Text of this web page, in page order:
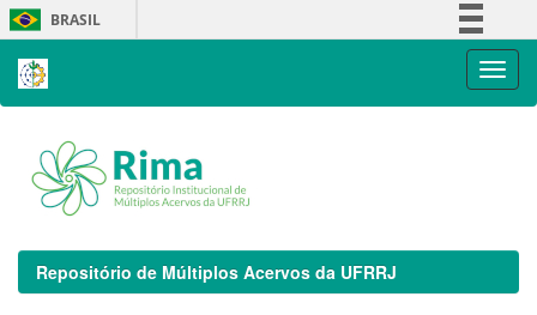
Skip
navigation
BRASIL
Repositório de Múltiplos Acervos da UFRRJ